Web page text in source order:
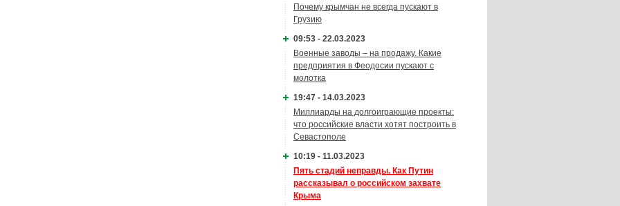
Почему крымчан не всегда пускают в
Грузию
09:53 - 22.03.2023
Военные заводы – на продажу. Какие
предприятия в Феодосии пускают с
молотка
19:47 - 14.03.2023
Миллиарды на долгоиграющие проекты:
что российские власти хотят построить в
Севастополе
10:19 - 11.03.2023
Пять стадий неправды. Как Путин
рассказывал о российском захвате
Крыма